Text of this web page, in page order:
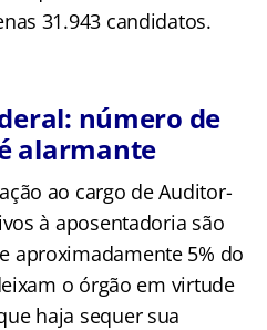
31.943 candidatos.
número de
alarmante
ao cargo de Auditor-
à aposentadoria são
aproximadamente 5% do
o órgão em virtude
haja sequer sua